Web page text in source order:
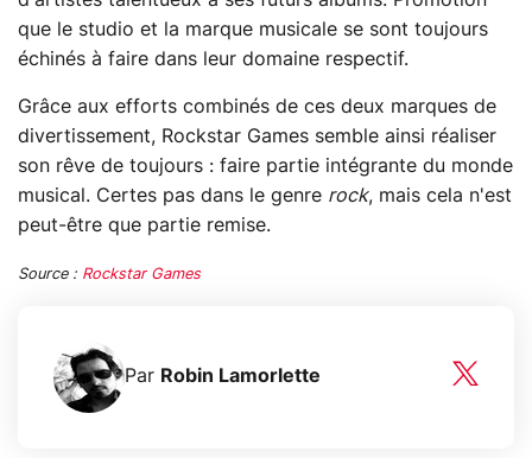
que le studio et la marque musicale se sont toujours
échinés à faire dans leur domaine respectif.
Grâce aux efforts combinés de ces deux marques de
divertissement, Rockstar Games semble ainsi réaliser
son rêve de toujours : faire partie intégrante du monde
musical. Certes pas dans le genre rock, mais cela n'est
peut-être que partie remise.
Source : Rockstar Games
Par Robin Lamorlette